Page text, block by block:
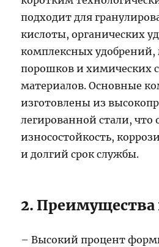
подходит для
кислоты, органических
комплексных
порошков и химических
материалов. Основные
изготовлены из
легированной стали, что
износостойкость,
и долгий срок службы.
2. Преимущества
– Высокий процент